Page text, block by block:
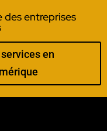
entreprises
en